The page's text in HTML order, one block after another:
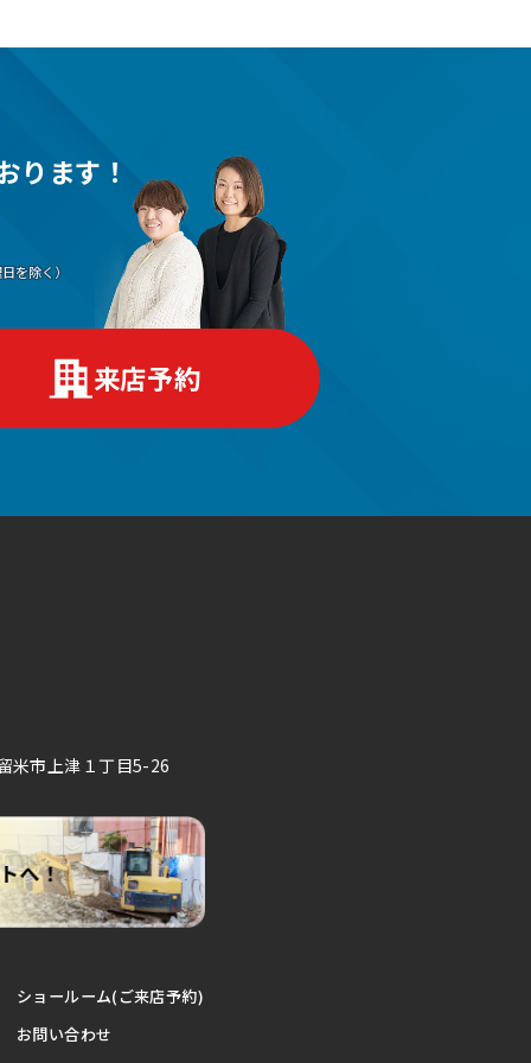
ります！
を除く）
来店予約
市上津１丁目5-26
ショールーム(ご来店予約)
お問い合わせ